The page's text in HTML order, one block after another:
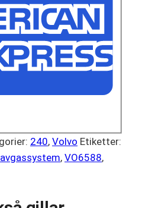
240, Volvo Etiketter:
, VO6588,